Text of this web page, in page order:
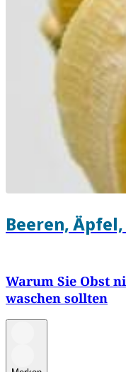
Beeren,
Warum Sie Obst
waschen sollten